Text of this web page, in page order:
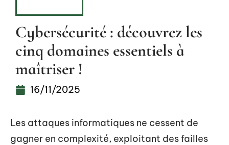
Cybersécurité : découvrez les
cinq domaines essentiels à
maîtriser !
16/11/2025
Les attaques informatiques ne cessent de
gagner en complexité, exploitant des failles